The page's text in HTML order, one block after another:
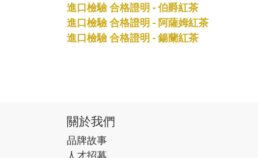
進口檢驗 合格證明 - 伯爵紅茶
進口檢驗 合格證明 - 阿薩姆紅茶
進口檢驗 合格證明 - 鍚蘭紅茶
關於我們
品牌故事